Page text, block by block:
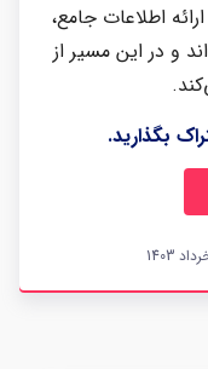
اطلاعات جامع،
و در این مسیر از
بگذارید.